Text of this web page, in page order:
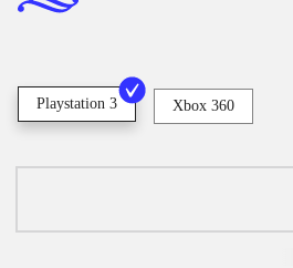
Playstation 3 Xbox 360